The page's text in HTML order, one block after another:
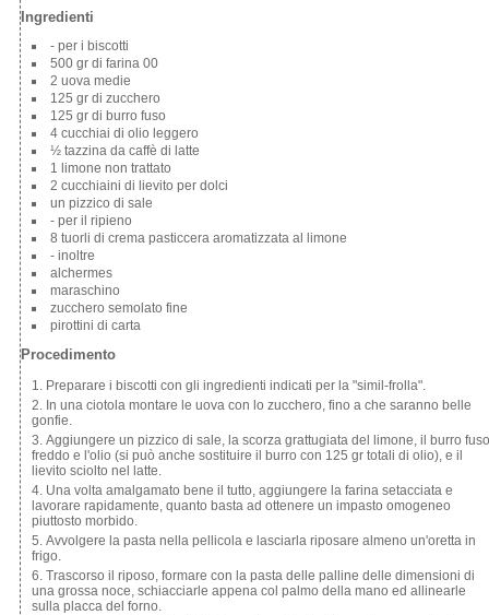
Ingredienti
- per i biscotti
500 gr di farina 00
2 uova medie
125 gr di zucchero
125 gr di burro fuso
4 cucchiai di olio leggero
½ tazzina da caffè di latte
1 limone non trattato
2 cucchiaini di lievito per dolci
un pizzico di sale
- per il ripieno
8 tuorli di crema pasticcera aromatizzata al limone
- inoltre
alchermes
maraschino
zucchero semolato fine
pirottini di carta
Procedimento
Preparare i biscotti con gli ingredienti indicati per la "simil-frolla".
In una ciotola montare le uova con lo zucchero, fino a che saranno belle
gonfie.
Aggiungere un pizzico di sale, la scorza grattugiata del limone, il burro fuso
freddo e l'olio (si può anche sostituire il burro con 125 gr totali di olio), e il
lievito sciolto nel latte.
Una volta amalgamato bene il tutto, aggiungere la farina setacciata e
lavorare rapidamente, quanto basta ad ottenere un impasto omogeneo
piuttosto morbido.
Avvolgere la pasta nella pellicola e lasciarla riposare almeno un'oretta in
frigo.
Trascorso il riposo, formare con la pasta delle palline delle dimensioni di
una grossa noce, schiacciarle appena col palmo della mano ed allinearle
sulla placca del forno.